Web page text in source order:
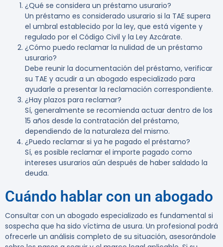
¿Qué se considera un préstamo usurario?
Un préstamo es considerado usurario si la TAE supera
el umbral establecido por la ley, que está vigente y
regulado por el Código Civil y la Ley Azcárate.
¿Cómo puedo reclamar la nulidad de un préstamo
usurario?
Debe reunir la documentación del préstamo, verificar
su TAE y acudir a un abogado especializado para
ayudarle a presentar la reclamación correspondiente.
¿Hay plazos para reclamar?
Sí, generalmente se recomienda actuar dentro de los
15 años desde la contratación del préstamo,
dependiendo de la naturaleza del mismo.
¿Puedo reclamar si ya he pagado el préstamo?
Sí, es posible reclamar el importe pagado como
intereses usurarios aún después de haber saldado la
deuda.
Cuándo hablar con un abogado
Consultar con un abogado especializado es fundamental si
sospecha que ha sido víctima de usura. Un profesional podrá
ofrecerle un análisis completo de su situación, asesorándole